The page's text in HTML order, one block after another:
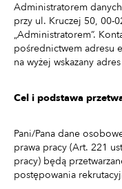
Administratorem
przy ul. Kruczej 50, 00-
„Administratorem”.
pośrednictwem adresu
na wyżej wskazany
Cel i podstawa
Pani/Pana dane
prawa pracy (Art. 221
pracy) będą
postępowania